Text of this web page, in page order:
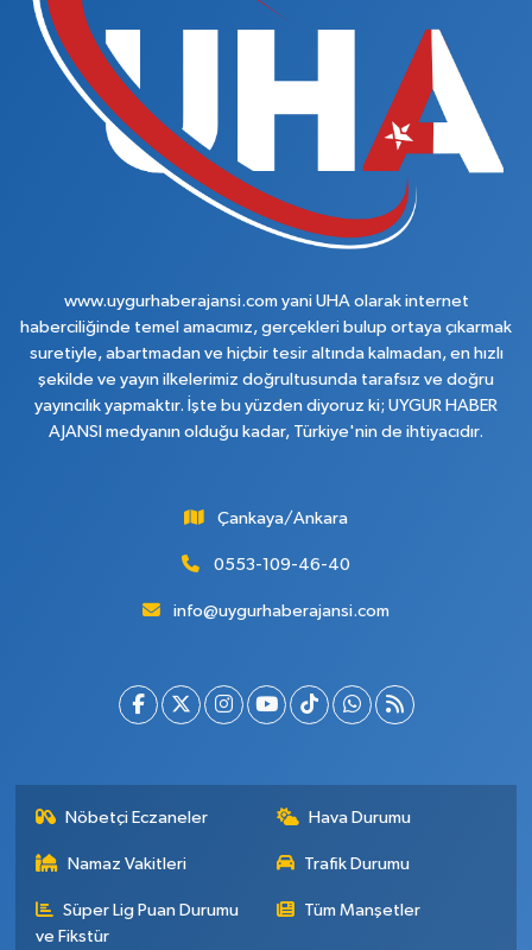
www.uygurhaberajansi.com yani UHA olarak internet
haberciliğinde temel amacımız, gerçekleri bulup ortaya çıkarmak
suretiyle, abartmadan ve hiçbir tesir altında kalmadan, en hızlı
şekilde ve yayın ilkelerimiz doğrultusunda tarafsız ve doğru
yayıncılık yapmaktır. İşte bu yüzden diyoruz ki; UYGUR HABER
AJANSI medyanın olduğu kadar, Türkiye'nin de ihtiyacıdır.
Çankaya/Ankara
0553-109-46-40
info@uygurhaberajansi.com
Nöbetçi Eczaneler Hava Durumu
Namaz Vakitleri Trafik Durumu
Süper Lig Puan Durumu
ve Fikstür
Tüm Manşetler